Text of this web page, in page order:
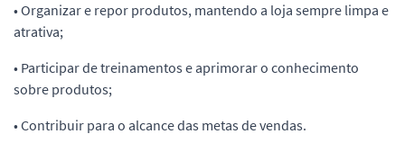
• Organizar e repor produtos, mantendo a loja sempre limpa e
atrativa;
• Participar de treinamentos e aprimorar o conhecimento
sobre produtos;
• Contribuir para o alcance das metas de vendas.